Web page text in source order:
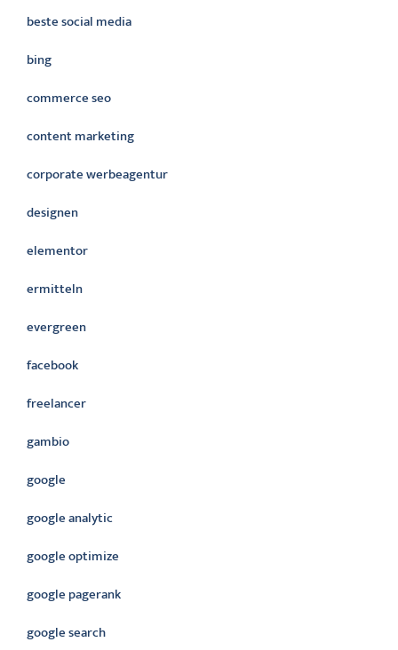
beste social media
bing
commerce seo
content marketing
corporate werbeagentur
designen
elementor
ermitteln
evergreen
facebook
freelancer
gambio
google
google analytic
google optimize
google pagerank
google search